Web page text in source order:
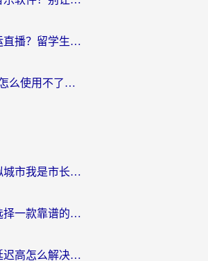
海外哪里能看奥运直播？留学生&海外华人必看的体育赛事观赛终极指南
12123交管在国外怎么使用不了？海外华人必看的无缝访问国内资源指南
意大利怎么玩模拟城市我是市长？海外党国服游戏加速终极攻略（附三国3量子特攻解决办法）
人在海外，如何选择一款靠谱的玩剑灵2加速器？
国外玩灌篮高手延迟高怎么解决？海外玩家国服游戏加速终极指南